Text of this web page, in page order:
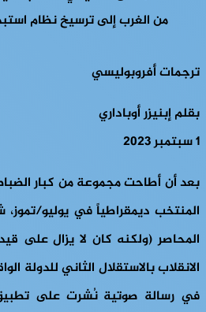
ترجمات أفروبوليسي
بقلم إبنيزر أوباداري
1 سبتمبر 2023
بعد أن أطاحت مجموعة من كبار
المنتخب ديمقراطياً في يوليو/
المحاصر (ولكنه كان لا يزال على
الانقلاب بالاستقلال الثاني للدولة
في رسالة صوتية نُشرت على